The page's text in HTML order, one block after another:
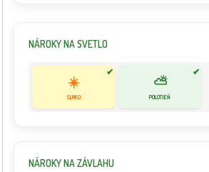
NÁROKY NA SVETLO
✔
☀️
SLNKO
✔
⛅
POLOTIEŇ
NÁROKY NA ZÁVLAHU